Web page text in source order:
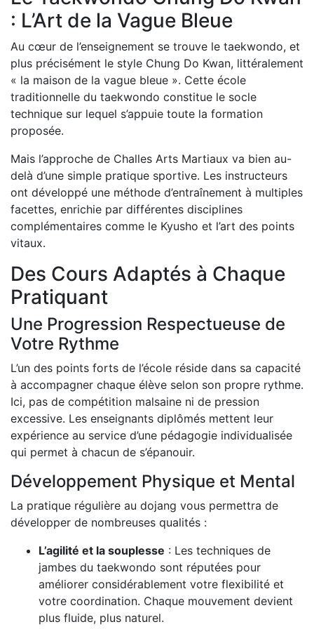
: L’Art de la Vague Bleue
Au cœur de l’enseignement se trouve le taekwondo, et
plus précisément le style Chung Do Kwan, littéralement
« la maison de la vague bleue ». Cette école
traditionnelle du taekwondo constitue le socle
technique sur lequel s’appuie toute la formation
proposée.
Mais l’approche de Challes Arts Martiaux va bien au-
delà d’une simple pratique sportive. Les instructeurs
ont développé une méthode d’entraînement à multiples
facettes, enrichie par différentes disciplines
complémentaires comme le Kyusho et l’art des points
vitaux.
Des Cours Adaptés à Chaque
Pratiquant
Une Progression Respectueuse de
Votre Rythme
L’un des points forts de l’école réside dans sa capacité
à accompagner chaque élève selon son propre rythme.
Ici, pas de compétition malsaine ni de pression
excessive. Les enseignants diplômés mettent leur
expérience au service d’une pédagogie individualisée
qui permet à chacun de s’épanouir.
Développement Physique et Mental
La pratique régulière au dojang vous permettra de
développer de nombreuses qualités :
L’agilité et la souplesse : Les techniques de
jambes du taekwondo sont réputées pour
améliorer considérablement votre flexibilité et
votre coordination. Chaque mouvement devient
plus fluide, plus naturel.